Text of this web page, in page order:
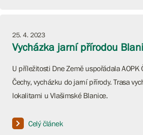
25. 4. 2023
Vycházka jarní přírodou
U příležitosti Dne Země uspořádala AOPK
Čechy, vycházku do jarní přírody. Trasa
lokalitami u Vlašimské Blanice.
Celý článek